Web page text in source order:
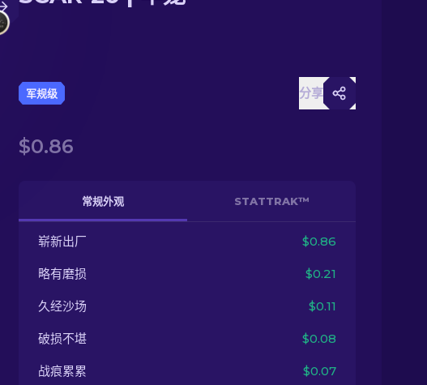
军规级 分享
$0.86
常规外观 STATTRAK™
崭新出厂 $0.86
略有磨损 $0.21
久经沙场 $0.11
破损不堪 $0.08
战痕累累 $0.07